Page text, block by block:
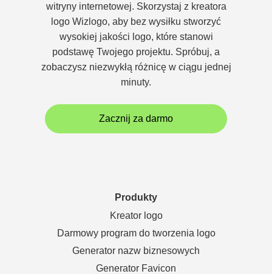
witryny internetowej. Skorzystaj z kreatora
logo Wizlogo, aby bez wysiłku stworzyć
wysokiej jakości logo, które stanowi
podstawę Twojego projektu. Spróbuj, a
zobaczysz niezwykłą różnicę w ciągu jednej
minuty.
Zacznij za darmo
Produkty
Kreator logo
Darmowy program do tworzenia logo
Generator nazw biznesowych
Generator Favicon